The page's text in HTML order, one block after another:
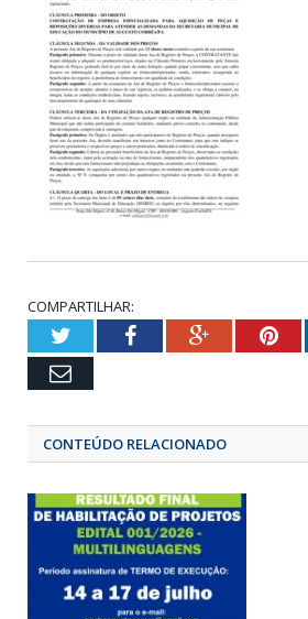
COMPARTILHAR:
TwitterFacebook
Email
CONTEÚDO RELACIONADO